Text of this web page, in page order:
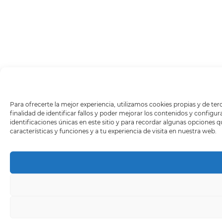
Para ofrecerte la mejor experiencia, utilizamos cookies propias y de
finalidad de identificar fallos y poder mejorar los contenidos y
identificaciones únicas en este sitio y para recordar algunas
características y funciones y a tu experiencia de visita en nuestra web.